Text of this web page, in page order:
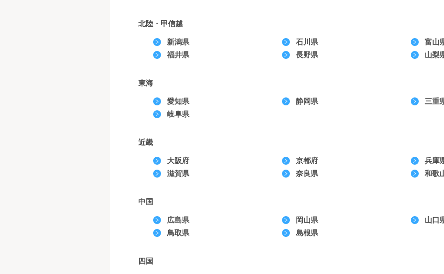
北陸・甲信越
新潟県 石川県
富山
福井県
長野県 山梨
東海
愛知県 静岡県
三重
岐阜県
近畿
大阪府 京都府
兵庫
滋賀県
奈良県 和歌
中国
広島県 岡山県
山口
鳥取県
島根県
四国